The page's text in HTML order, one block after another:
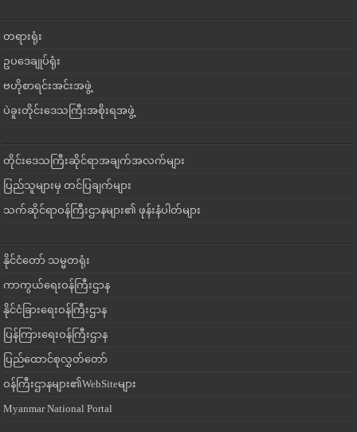
တရားရုံး
ဥပဒေချုပ်ရုံး
ဗဟိုစာရင်းအင်းအဖွဲ့
ပဲခူးတိုင်းဒေသကြီးအစိုးရအဖွဲ့
တိုင်းဒေသကြီးဆိုင်ရာအချက်အလက်များ
ပြည်သူများမှ တင်ပြချက်များ
သက်ဆိုင်ရာဝန်ကြီးဌာနများ၏ ဖုန်းနံပါတ်များ
နိုင်ငံတော် သမ္မတရုံး
ကာကွယ်ရေးဝန်ကြီးဌာန
နိုင်ငံခြားရေးဝန်ကြီးဌာန
ပြန်ကြားရေးဝန်ကြီးဌာန
ပြည်ထောင်စုလွှတ်တော်
ဝန်ကြီးဌာနများ၏WebSiteများ
Myanmar National Portal